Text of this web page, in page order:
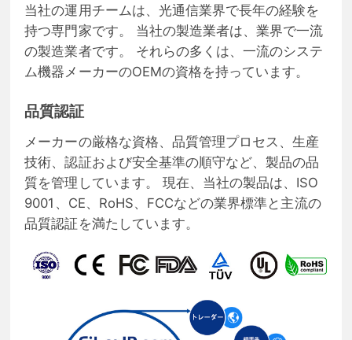
当社の運用チームは、光通信業界で長年の経験を
持つ専門家です。 当社の製造業者は、業界で一流
の製造業者です。 それらの多くは、一流のシステ
ム機器メーカーのOEMの資格を持っています。
品質認証
メーカーの厳格な資格、品質管理プロセス、生産
技術、認証および安全基準の順守など、製品の品
質を管理しています。 現在、当社の製品は、ISO
9001、CE、RoHS、FCCなどの業界標準と主流の
品質認証を満たしています。